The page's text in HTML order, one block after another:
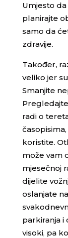
Umjesto
planirajte
samo da
zdravije.
Također,
veliko jer
Smanjite
radi o
koristite.
može vam
mjesečnoj
dijelite
oslanjate
parkiranja i
visoki, pa